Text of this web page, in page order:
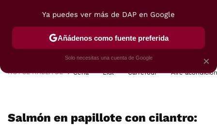
POSTRES VIAJES SELECCIÓN VEGUI
HOY SE HABLA DE Cena Lidl Carrefour Aire
Salmón en papillote con cilantro:
×
Ya puedes ver más de DAP en Google
Añádenos como fuente preferida
Solo necesitas una cuenta de Google